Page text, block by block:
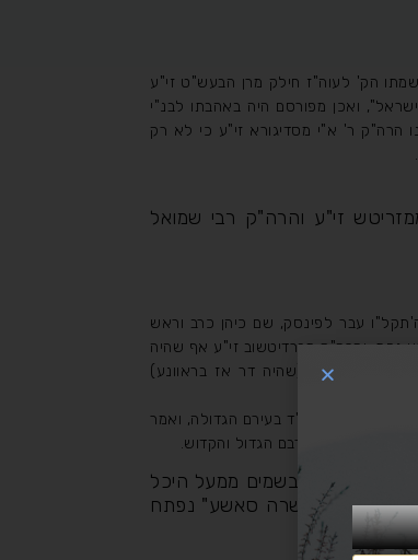
הק' לעוה"ז חילק מרן הבעש"ט זי"ע
ואכן מפורסם היה באהבתו לבנ"י
הרה"ק ר' א"י מסדיגורא זי"ע כי לא רק
זי"ע והרה"ק רבי שמואל
עבר לפינסק, שם כיהן כרב וראש
נחת, והרה"ק מברדיטשוב זי"ע אף שהיה
ממזריטש זי"ע (שהיה דר אז בראוונע)
גדול לרב ואב"ד בעירם הגדולה, ואמר
ולהעריך את רבם הגדול והקדוש.
ישראל נברא בשמים ממעל היכל
"לוי יצחק בן שרה סאשע" נפתח